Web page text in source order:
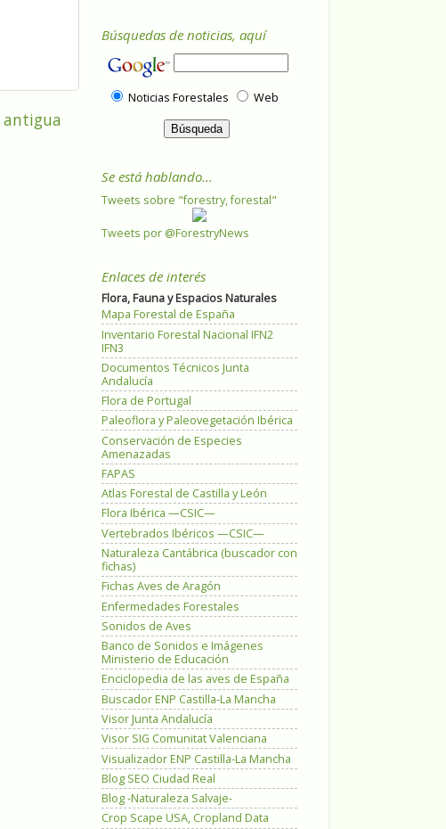
Búsquedas de noticias, aquí
Noticias Forestales Web
Se está hablando...
Tweets sobre "forestry, forestal"
Tweets por @ForestryNews
Enlaces de interés
Flora, Fauna y Espacios Naturales
Mapa Forestal de España
Inventario Forestal Nacional IFN2
IFN3
Documentos Técnicos Junta
Andalucía
Flora de Portugal
Paleoflora y Paleovegetación Ibérica
Conservación de Especies
Amenazadas
FAPAS
Atlas Forestal de Castilla y León
Flora Ibérica —CSIC—
Vertebrados Ibéricos —CSIC—
Naturaleza Cantábrica (buscador con
fichas)
Fichas Aves de Aragón
Enfermedades Forestales
Sonidos de Aves
Banco de Sonidos e Imágenes
Ministerio de Educación
Enciclopedia de las aves de España
Buscador ENP Castilla-La Mancha
Visor Junta Andalucía
Visor SIG Comunitat Valenciana
Visualizador ENP Castilla-La Mancha
Blog SEO Ciudad Real
Blog -Naturaleza Salvaje-
Crop Scape USA, Cropland Data